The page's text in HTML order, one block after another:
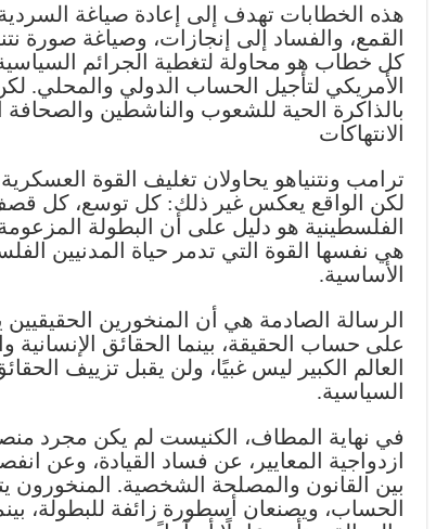
هذه الخطابات تهدف إلى إعادة صياغة السردية
القمع، والفساد إلى إنجازات، وصياغة صورة
كل خطاب هو محاولة لتغطية الجرائم السياسية
الأمريكي لتأجيل الحساب الدولي والمحلي.
بالذاكرة الحية للشعوب والناشطين والصحافة
الانتهاكات
ترامب ونتنياهو يحاولان تغليف القوة
لكن الواقع يعكس غير ذلك: كل توسع، كل
الفلسطينية هو دليل على أن البطولة المزعومة
هي نفسها القوة التي تدمر حياة المدنيين
الأساسية.
الرسالة الصادمة هي أن المنخورين
على حساب الحقيقة، بينما الحقائق الإنسانية
العالم الكبير ليس غبيًا، ولن يقبل تزييف
السياسية.
في نهاية المطاف، الكنيست لم يكن مجرد
ازدواجية المعايير، عن فساد القيادة، وعن
بين القانون والمصلحة الشخصية. المنخورون
الحساب، ويصنعان أسطورة زائفة للبطولة،